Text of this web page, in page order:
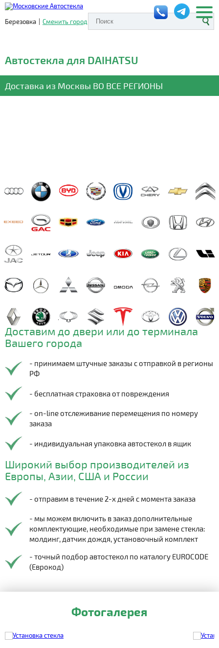
Березовка | Сменить город
Автостекла для DAIHATSU
Доставка из Москвы ВО ВСЕ РЕГИОНЫ
Доставим до двери или до терминала
Вашего города
- принимаем штучные заказы с отправкой в регионы
РФ
- бесплатная страховка от повреждения
- on-line отслеживание перемещения по номеру
заказа
- индивидуальная упаковка автостекол в ящик
Широкий выбор производителей из
Европы, Азии, США и России
- отправим в течение 2-х дней с момента заказа
- мы можем включить в заказ дополнительные
комплектующие, необходимые при замене стекла:
молдинг, датчик дождя, установочный комплект
- точный подбор автостекол по каталогу EUROCODE
(Еврокод)
Фотогалерея